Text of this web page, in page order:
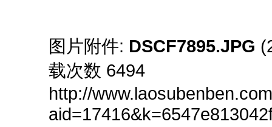
图片附件: DSCF7895.JPG
载次数 6494
http://